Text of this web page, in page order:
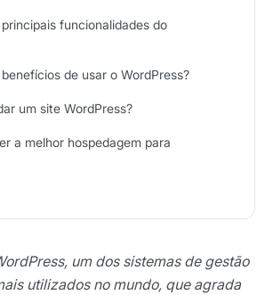
funcionalidades do
de usar o WordPress?
um site WordPress?
a melhor hospedagem para
um dos sistemas de gestão
utilizados no mundo, que agrada